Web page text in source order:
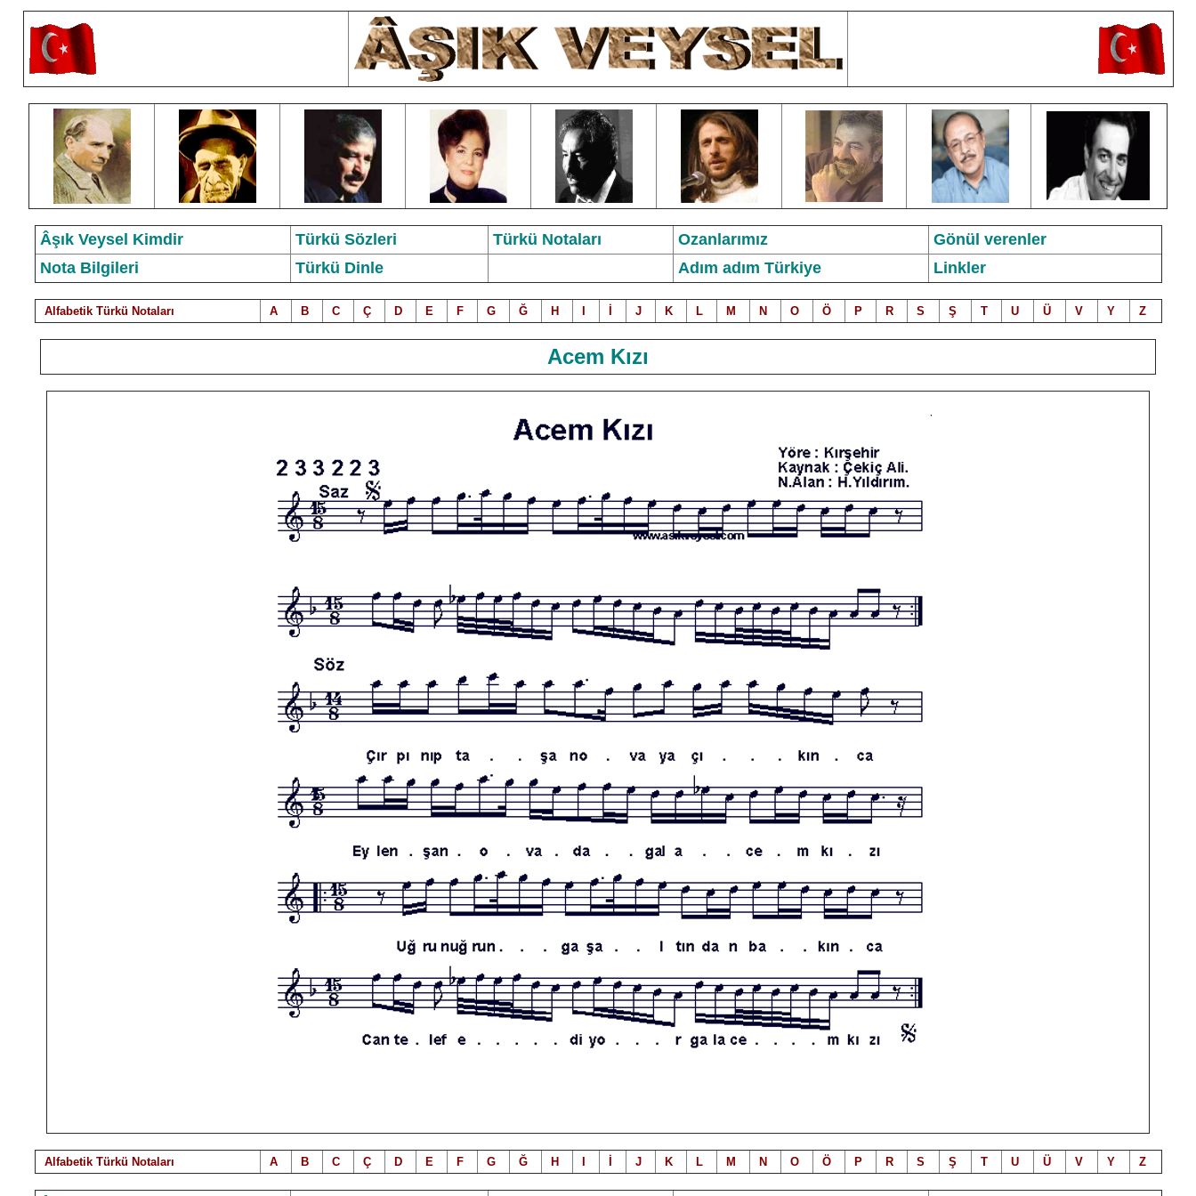
Âşık Veysel Kimdir Türkü Sözleri Türkü Notaları Ozanlarımız
Gönül verenler
Nota Bilgileri
Türkü Dinle Adım adım Türkiye Linkler
Alfabetik Türkü Notaları A B C Ç D E F G Ğ H J K L M N O Ö P R S Ş T U Ü V Y Z
Acem Kızı
Alfabetik Türkü Notaları A B C Ç D E F G Ğ H J K L M N O Ö P R S Ş T U Ü V Y Z